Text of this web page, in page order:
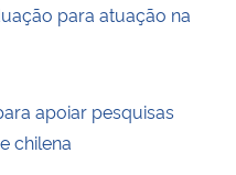
para atuação na
apoiar pesquisas
chilena